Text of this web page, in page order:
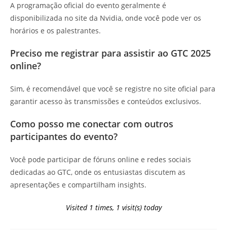
A programação oficial do evento geralmente é
disponibilizada no site da Nvidia, onde você pode ver os
horários e os palestrantes.
Preciso me registrar para assistir ao GTC 2025
online?
Sim, é recomendável que você se registre no site oficial para
garantir acesso às transmissões e conteúdos exclusivos.
Como posso me conectar com outros
participantes do evento?
Você pode participar de fóruns online e redes sociais
dedicadas ao GTC, onde os entusiastas discutem as
apresentações e compartilham insights.
Visited 1 times, 1 visit(s) today